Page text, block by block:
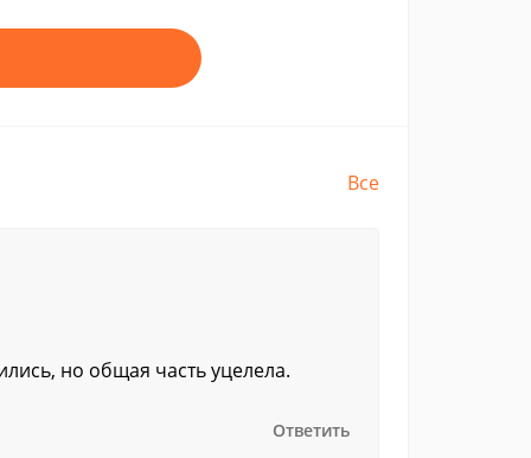
Все
но общая часть уцелела.
Ответить